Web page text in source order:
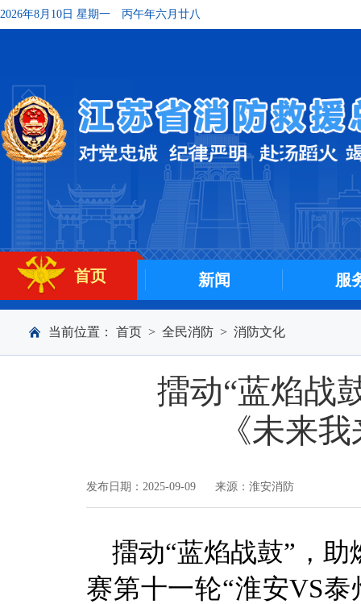
2026年8月10日 星期一 丙午年六月廿八
首页 新闻 服
当前位置： 首页 > 全民消防 > 消防文化
擂动“蓝焰战
《未来
发布日期：2025-09-09 来源：淮安消防
擂动“蓝焰战鼓”，
赛第十一轮“淮安VS